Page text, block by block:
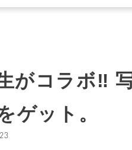
がコラボ‼
ゲット。